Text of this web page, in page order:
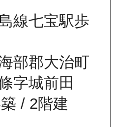
線七宝駅歩
部郡大治町
字城前田
/ 2階建